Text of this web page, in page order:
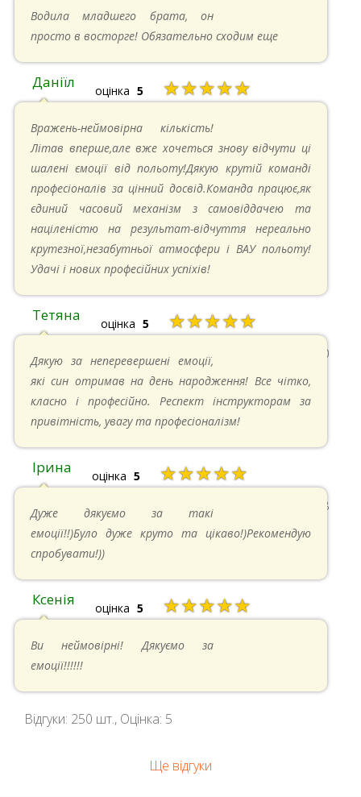
Водила младшего брата, он
просто в восторге! Обязательно сходим еще
Даніїл оцінка 5 ★★★★★
Вражень-неймовірна кількість!
Літав вперше,але вже хочеться знову відчути ці
шалені ємоції від польоту!Дякую крутій команді
професіоналів за цінний досвід.Команда працює,як
єдиний часовий механізм з самовіддачею та
націленістю на результат-відчуття нереально
крутезної,незабутньої атмосфери і ВАУ польоту!
Удачі і нових професійних успіхів!
Тетяна оцінка 5 ★★★★★
13.05.2024 в 11:30
Дякую за неперевершені емоції,
які син отримав на день народження! Все чітко,
класно і професійно. Респект інструкторам за
привітність, увагу та професіоналізм!
Ірина оцінка 5 ★★★★★
11.05.2024 в 15:48
Дуже дякуємо за такі
емоції!!)Було дуже круто та цікаво!)Рекомендую
спробувати!))
Ксенія оцінка 5 ★★★★★
Ви неймовірні! Дякуємо за
емоції!!!!!!
Відгуки: 250 шт., Оцінка: 5
Ще відгуки